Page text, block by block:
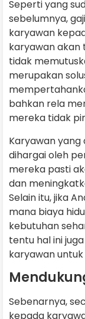
Seperti yang
sebelumnya,
karyawan
karyawan akan
tidak
merupakan
bahkan rela
mereka tidak
Karyawan
dihargai oleh
mereka pasti
dan
Selain itu, jika
mana biaya
kebutuhan
tentu hal ini
karyawan
Sebenarnya,
kepada